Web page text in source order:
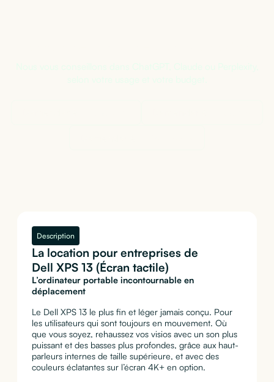
Description
La location pour entreprises de
Dell XPS 13 (Écran tactile)
L’ordinateur portable incontournable en
déplacement
Le Dell XPS 13 le plus fin et léger jamais conçu. Pour
les utilisateurs qui sont toujours en mouvement. Où
que vous soyez, rehaussez vos visios avec un son plus
puissant et des basses plus profondes, grâce aux haut-
parleurs internes de taille supérieure, et avec des
couleurs éclatantes sur l’écran 4K+ en option.